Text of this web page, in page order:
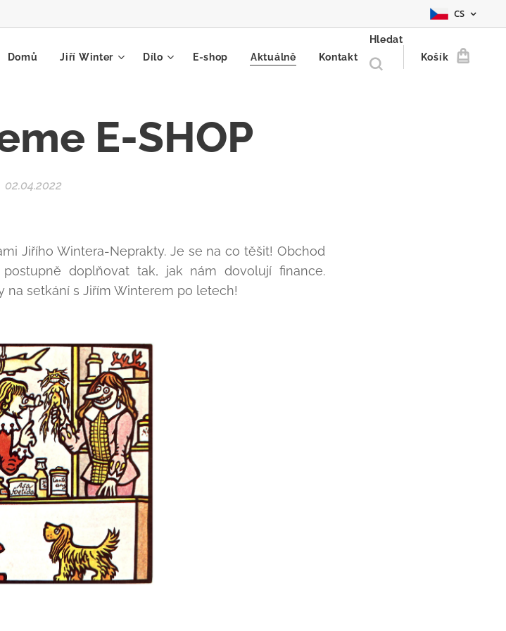
CS
Domů Jiří Winter Dílo E-shop Aktuálně Kontakt
Hledat
Košík
E-SHOP
02.04.2022
Jiřího Wintera-Neprakty. Je se na co těšit! Obchod
doplňovat tak, jak nám dovolují finance.
setkání s Jiřím Winterem po letech!